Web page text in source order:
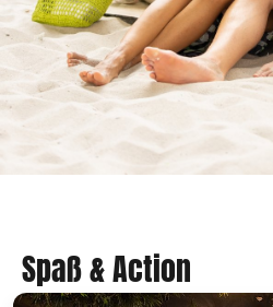
Spaß & Action